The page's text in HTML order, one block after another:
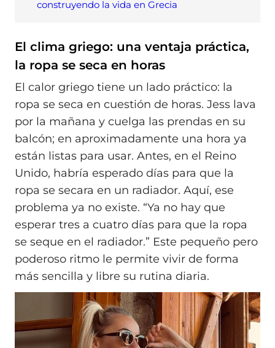
construyendo la vida en Grecia
El clima griego: una ventaja práctica,
la ropa se seca en horas
El calor griego tiene un lado práctico: la
ropa se seca en cuestión de horas. Jess lava
por la mañana y cuelga las prendas en su
balcón; en aproximadamente una hora ya
están listas para usar. Antes, en el Reino
Unido, habría esperado días para que la
ropa se secara en un radiador. Aquí, ese
problema ya no existe. “Ya no hay que
esperar tres a cuatro días para que la ropa
se seque en el radiador.” Este pequeño pero
poderoso ritmo le permite vivir de forma
más sencilla y libre su rutina diaria.